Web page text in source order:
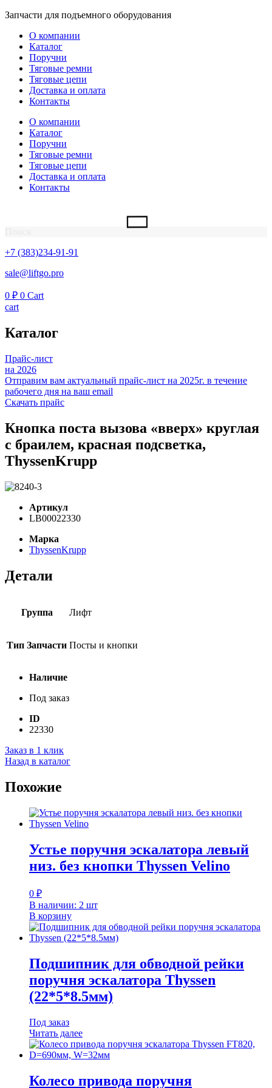
Перейти
содержимому
Запчасти для подъемного оборудования
О компании
Каталог
Поручни
Тяговые ремни
Тяговые цепи
Доставка и оплата
Контакты
О компании
Каталог
Поручни
Тяговые ремни
Тяговые цепи
Доставка и оплата
Контакты
+7 (383)234-91-91
sale@liftgo.pro
0 ₽ 0 Cart
cart
Каталог
Прайс-лист
на 2026
Отправим вам актуальный прайс-лист на 2025г. в течение
рабочего дня на ваш email
Скачать прайс
Кнопка поста вызова «вверх» круглая
с браилем, красная подсветка,
ThyssenKrupp
Артикул
LB00022330
Марка
ThyssenKrupp
Детали
Группа Лифт
Тип Запчасти Посты и кнопки
Наличие
Под заказ
ID
22330
Заказ в 1 клик
Назад в каталог
Похожие
Устье поручня эскалатора левый
низ. без кнопки Thyssen Velino
0 ₽
В наличии: 2 шт
В корзину
Подшипник для обводной рейки
поручня эскалатора Thyssen
(22*5*8.5мм)
Под заказ
Читать далее
Колесо привода поручня